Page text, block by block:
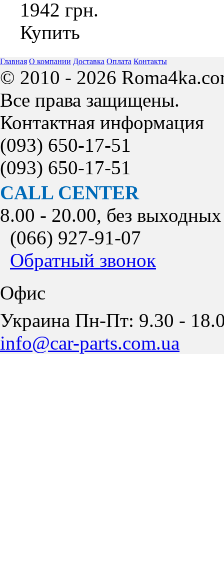
1942 грн.
Купить
Главная О компании Доставка Оплата Контакты
© 2010 - 2026
Все права защищены.
Контактная информация
(093) 650-17-51
(093) 650-17-51
CALL CENTER
8.00 - 20.00, без выходных
(066) 927-91-07
Обратный звонок
Офис
Украина Пн-Пт: 9.30 -
info@car-parts.com.ua